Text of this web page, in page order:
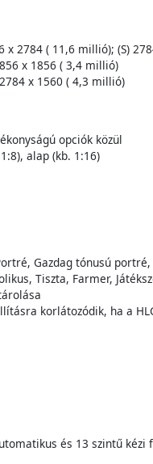
x 2784 ( 11,6 millió); (S)
x 1856 ( 3,4 millió)
x 1560 ( 4,3 millió)
opciók közül
alap (kb. 1:16)
Gazdag tónusú portré,
Tiszta, Farmer,
korlátozódik, ha a
és 13 szintű